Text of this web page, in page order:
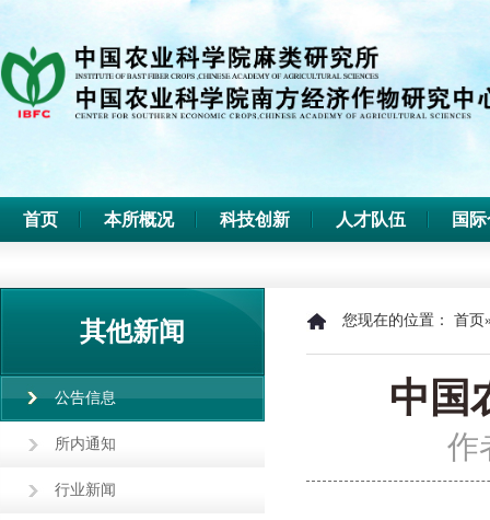
首页 本所概况 科技创新 人才队伍 国
其他新闻
公告信息
所内通知
行业新闻
您现在的位置： 首页
中国
作